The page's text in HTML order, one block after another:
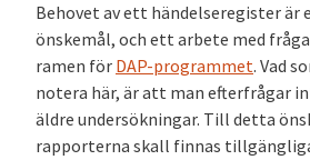
Behovet av ett händelseregister är
önskemål, och ett arbete med
ramen för DAP-programmet. Vad
notera här, är att man efterfrågar
äldre undersökningar. Till detta
rapporterna skall finnas